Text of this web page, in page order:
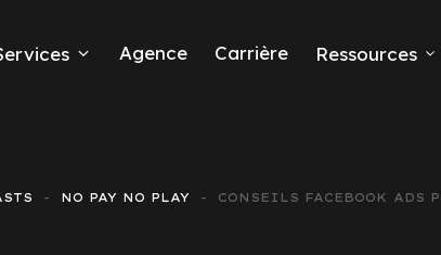
Agence Carrière Ressources
NO PAY NO PLAY CONSEILS FACEBOOK ADS